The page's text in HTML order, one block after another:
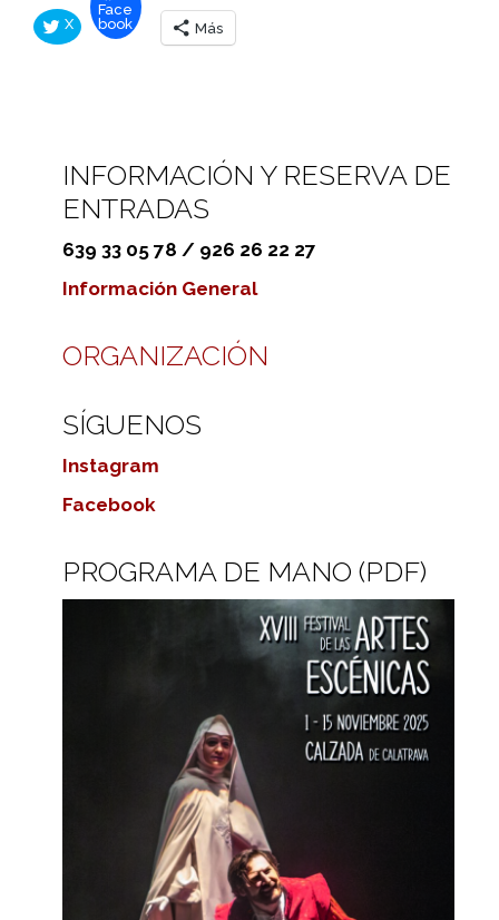
X
Face
book
Más
INFORMACIÓN Y RESERVA DE
ENTRADAS
639 33 05 78 / 926 26 22 27
Información General
ORGANIZACIÓN
SÍGUENOS
Instagram
Facebook
PROGRAMA DE MANO (PDF)